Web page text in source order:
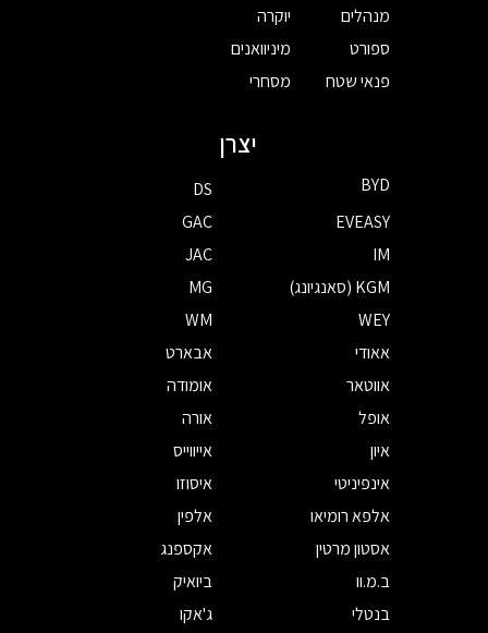
מנהלים
ספורט
פנאי שטח
יוקרה
מיניוואנים
מסחרי
יצרן
BYD
DS
EVEASY
GAC
IM
JAC
KGM (סאנגיונג)
MG
WEY
WM
אאודי
אבארט
אווטאר
אומודה
אופל
אורה
איון
אייווייס
אינפיניטי
איסוזו
אלפא רומיאו
אלפין
אסטון מרטין
אקספנג
ב.מ.וו
ביואיק
בנטלי
ג'אקו